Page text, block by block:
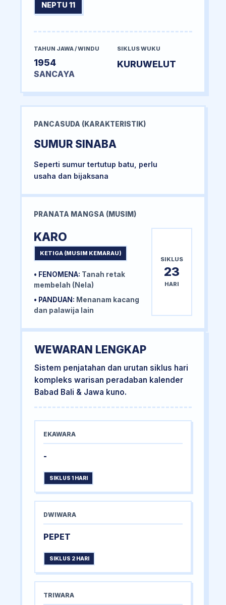
NEPTU 11
TAHUN JAWA / WINDU
1954
SANCAYA
SIKLUS WUKU
KURUWELUT
PANCASUDA (KARAKTERISTIK)
SUMUR SINABA
Seperti sumur tertutup batu, perlu
usaha dan bijaksana
PRANATA MANGSA (MUSIM)
KARO
KETIGA (MUSIM KEMARAU)
• FENOMENA: Tanah retak
membelah (Nela)
• PANDUAN: Menanam kacang
dan palawija lain
SIKLUS
23
HARI
WEWARAN LENGKAP
Sistem penjatahan dan urutan siklus hari
kompleks warisan peradaban kalender
Babad Bali & Jawa kuno.
EKAWARA
-
SIKLUS 1 HARI
DWIWARA
PEPET
SIKLUS 2 HARI
TRIWARA